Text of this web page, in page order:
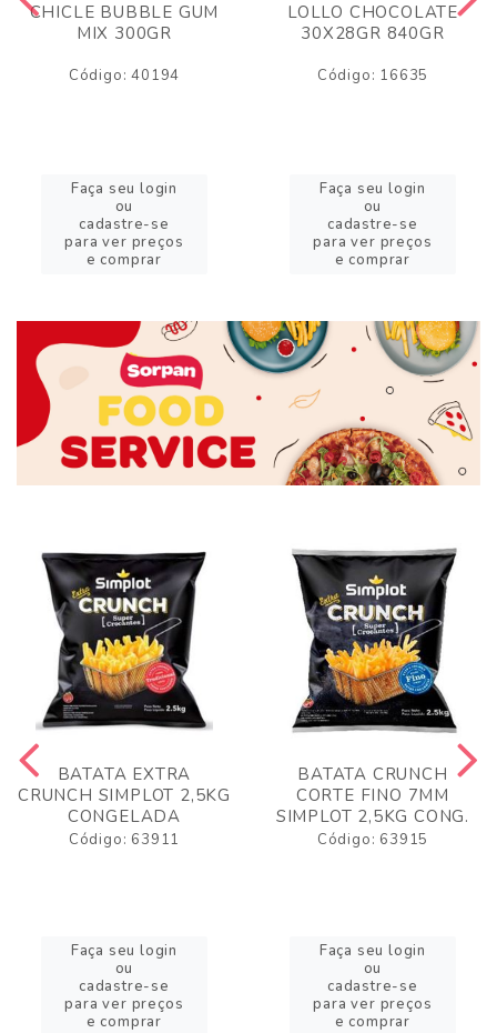
CHICLE BUBBLE GUM
MIX 300GR
Código: 40194
Faça seu login
ou
cadastre-se
para ver preços
e comprar
LOLLO CHOCOLATE
30X28GR 840GR
Código: 16635
Faça seu login
ou
cadastre-se
para ver preços
e comprar
BATATA EXTRA
CRUNCH SIMPLOT 2,5KG
CONGELADA
Código: 63911
Faça seu login
ou
cadastre-se
para ver preços
e comprar
BATATA CRUNCH
CORTE FINO 7MM
SIMPLOT 2,5KG CONG.
Código: 63915
Faça seu login
ou
cadastre-se
para ver preços
e comprar